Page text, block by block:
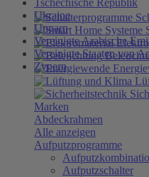
Tschechische Republik
Ukraine
Ungarn
Vereinigte Arabische
Vereinigte Staaten von
Zypern
Marken
Abdeckrahmen
Alle anzeigen
Aufputzprogramme
Aufputzschalter